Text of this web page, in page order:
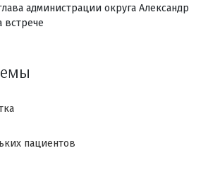
администрации округа Александр
встрече
пациентов